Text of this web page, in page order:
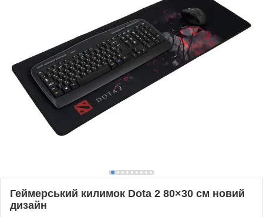
Геймерський килимок Dota 2 80×30 см новий
дизайн